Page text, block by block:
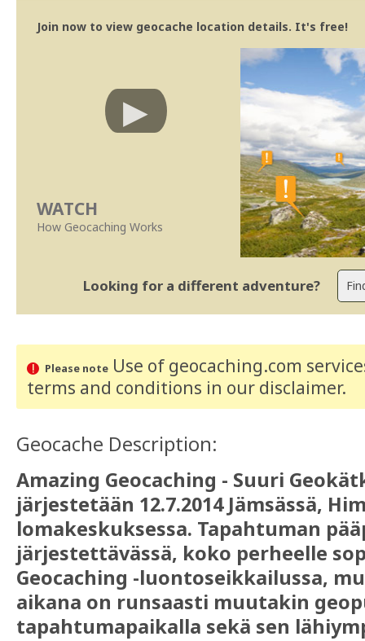
Join now to view geocache location details. It's free!
WATCH
How Geocaching Works
Looking for a different adventure?
Please noteUse of geocaching.com
terms and conditions in our disclaimer.
Geocache Description:
Amazing Geocaching - Suuri
järjestetään 12.7.2014 Jämsässä,
lomakeskuksessa. Tapahtuman
järjestettävässä, koko perheelle
Geocaching -luontoseikkailussa,
aikana on runsaasti muutakin
tapahtumapaikalla sekä sen